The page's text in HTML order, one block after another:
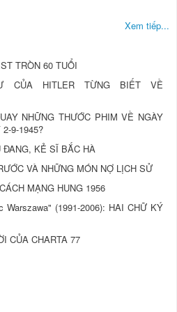
Xem tiếp...
TRÒN 60 TUỔI
CỦA HITLER TỪNG BIẾT VỀ
NHỮNG THƯỚC PHIM VỀ NGÀY
9-1945?
ĐANG, KẺ SĨ BẮC HÀ
VÀ NHỮNG MÓN NỢ LỊCH SỬ
MẠNG HUNG 1956
(1991-2006): HAI CHỮ KÝ
CỦA CHARTA 77